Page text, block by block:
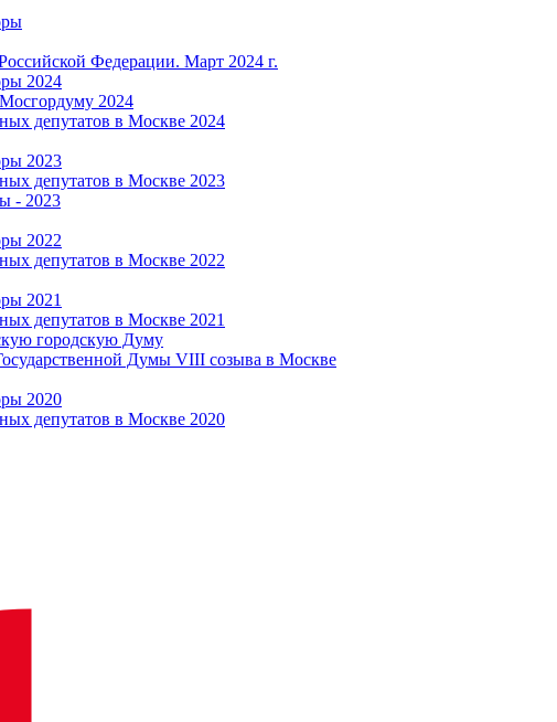
Федерации. Март 2024 г.
2024
2024
депутатов в Москве 2024
2023
депутатов в Москве 2023
- 2023
2022
депутатов в Москве 2022
2021
депутатов в Москве 2021
городскую Думу
Думы VIII созыва в Москве
2020
депутатов в Москве 2020